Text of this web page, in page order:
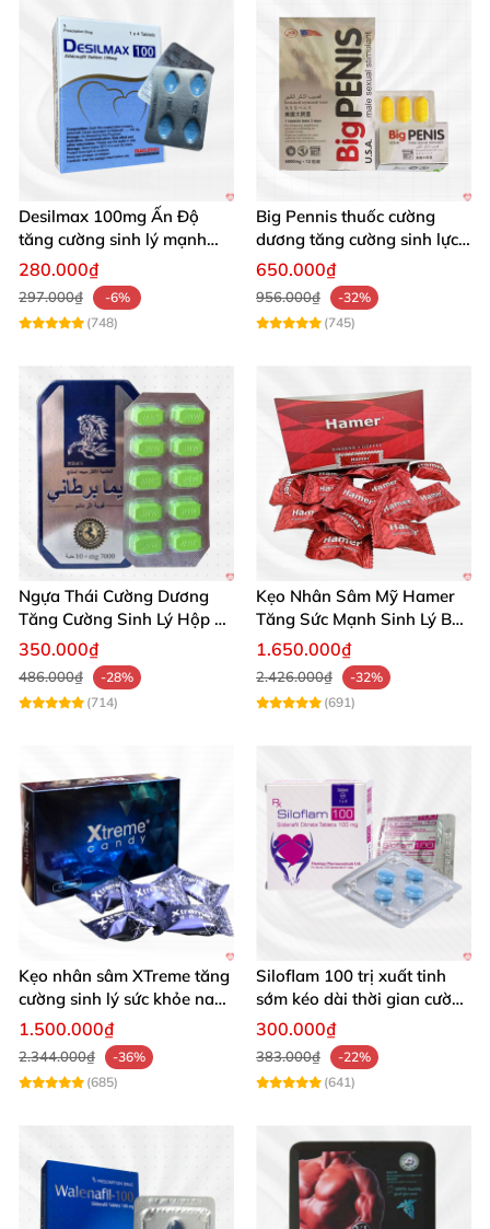
Desilmax 100mg Ấn Độ
tăng cường sinh lý mạnh
mẽ, hiệu quả
280.000₫
297.000₫
-6%
(748)
Big Pennis thuốc cường
dương tăng cường sinh lực
kéo dài đỉnh cao
650.000₫
956.000₫
-32%
(745)
Ngựa Thái Cường Dương
Tăng Cường Sinh Lý Hộp 10
Viên Chính Hãng
350.000₫
486.000₫
-28%
(714)
Kẹo Nhân Sâm Mỹ Hamer
Tăng Sức Mạnh Sinh Lý Bền
Lâu
1.650.000₫
2.426.000₫
-32%
(691)
Kẹo nhân sâm XTreme tăng
cường sinh lý sức khỏe nam
giới
1.500.000₫
2.344.000₫
-36%
(685)
Siloflam 100 trị xuất tinh
sớm kéo dài thời gian cường
dương hiệu quả
300.000₫
383.000₫
-22%
(641)